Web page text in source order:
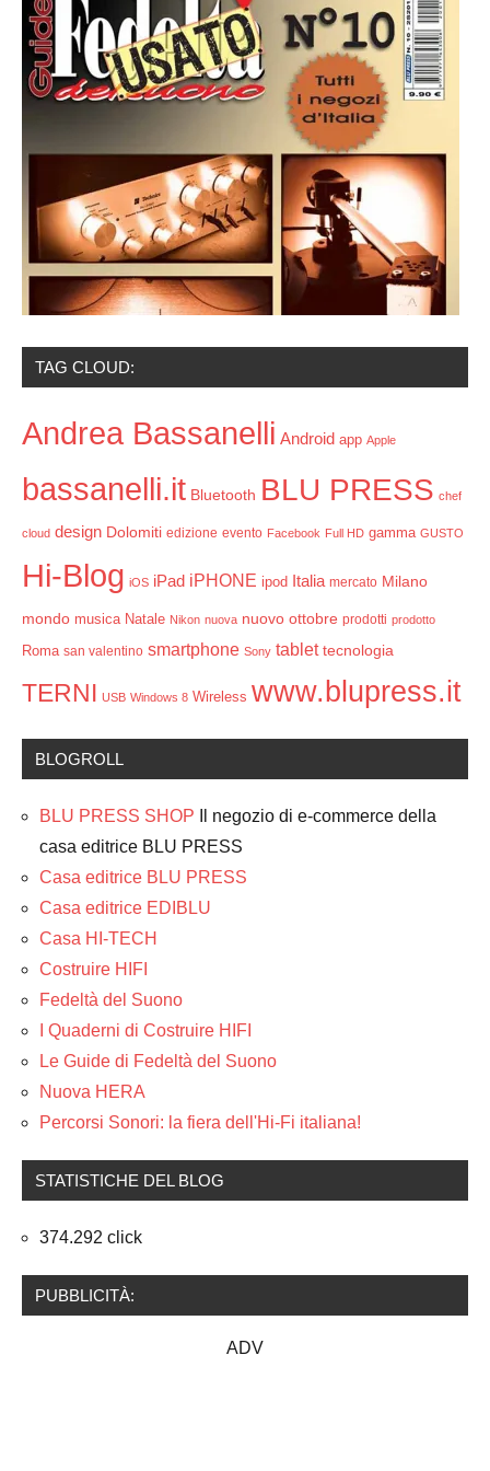
TAG CLOUD:
Andrea Bassanelli Android app Apple
bassanelli.it Bluetooth BLU PRESS chef
cloud design Dolomiti edizione evento Facebook Full HD gamma GUSTO
Hi-Blog iOS iPad iPHONE ipod Italia mercato Milano
mondo musica Natale Nikon nuova nuovo ottobre prodotti prodotto
Roma san valentino smartphone Sony tablet tecnologia
TERNI USB Windows 8 Wireless www.blupress.it
BLOGROLL
BLU PRESS SHOP Il negozio di e-commerce della
casa editrice BLU PRESS
Casa editrice BLU PRESS
Casa editrice EDIBLU
Casa HI-TECH
Costruire HIFI
Fedeltà del Suono
I Quaderni di Costruire HIFI
Le Guide di Fedeltà del Suono
Nuova HERA
Percorsi Sonori: la fiera dell'Hi-Fi italiana!
STATISTICHE DEL BLOG
374.292 click
PUBBLICITÀ:
ADV